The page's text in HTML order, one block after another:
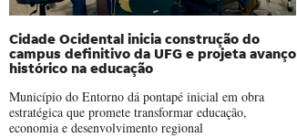
Cidade Ocidental inicia construção do
campus definitivo da UFG e projeta avanço
histórico na educação
Município do Entorno dá pontapé inicial em obra
estratégica que promete transformar educação,
economia e desenvolvimento regional